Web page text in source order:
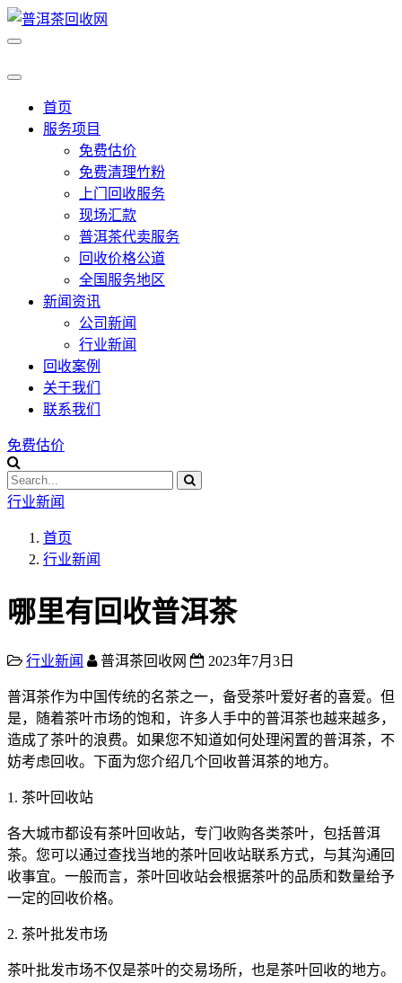
首页
服务项目
免费估价
免费清理竹粉
上门回收服务
现场汇款
普洱茶代卖服务
回收价格公道
全国服务地区
新闻资讯
公司新闻
行业新闻
回收案例
关于我们
联系我们
免费估价
行业新闻
首页
行业新闻
哪里有回收普洱茶
行业新闻 普洱茶回收网 2023年7月3日
普洱茶作为中国传统的名茶之一，备受茶叶爱好者的喜爱。但
是，随着茶叶市场的饱和，许多人手中的普洱茶也越来越多，
造成了茶叶的浪费。如果您不知道如何处理闲置的普洱茶，不
妨考虑回收。下面为您介绍几个回收普洱茶的地方。
1. 茶叶回收站
各大城市都设有茶叶回收站，专门收购各类茶叶，包括普洱
茶。您可以通过查找当地的茶叶回收站联系方式，与其沟通回
收事宜。一般而言，茶叶回收站会根据茶叶的品质和数量给予
一定的回收价格。
2. 茶叶批发市场
茶叶批发市场不仅是茶叶的交易场所，也是茶叶回收的地方。